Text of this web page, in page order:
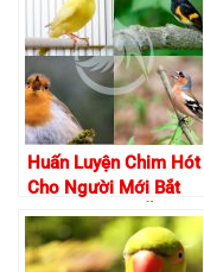
Huấn Luyện Chim Hót
Cho Người Mới Bắt
Đầu – Dễ Như Ăn Kẹo